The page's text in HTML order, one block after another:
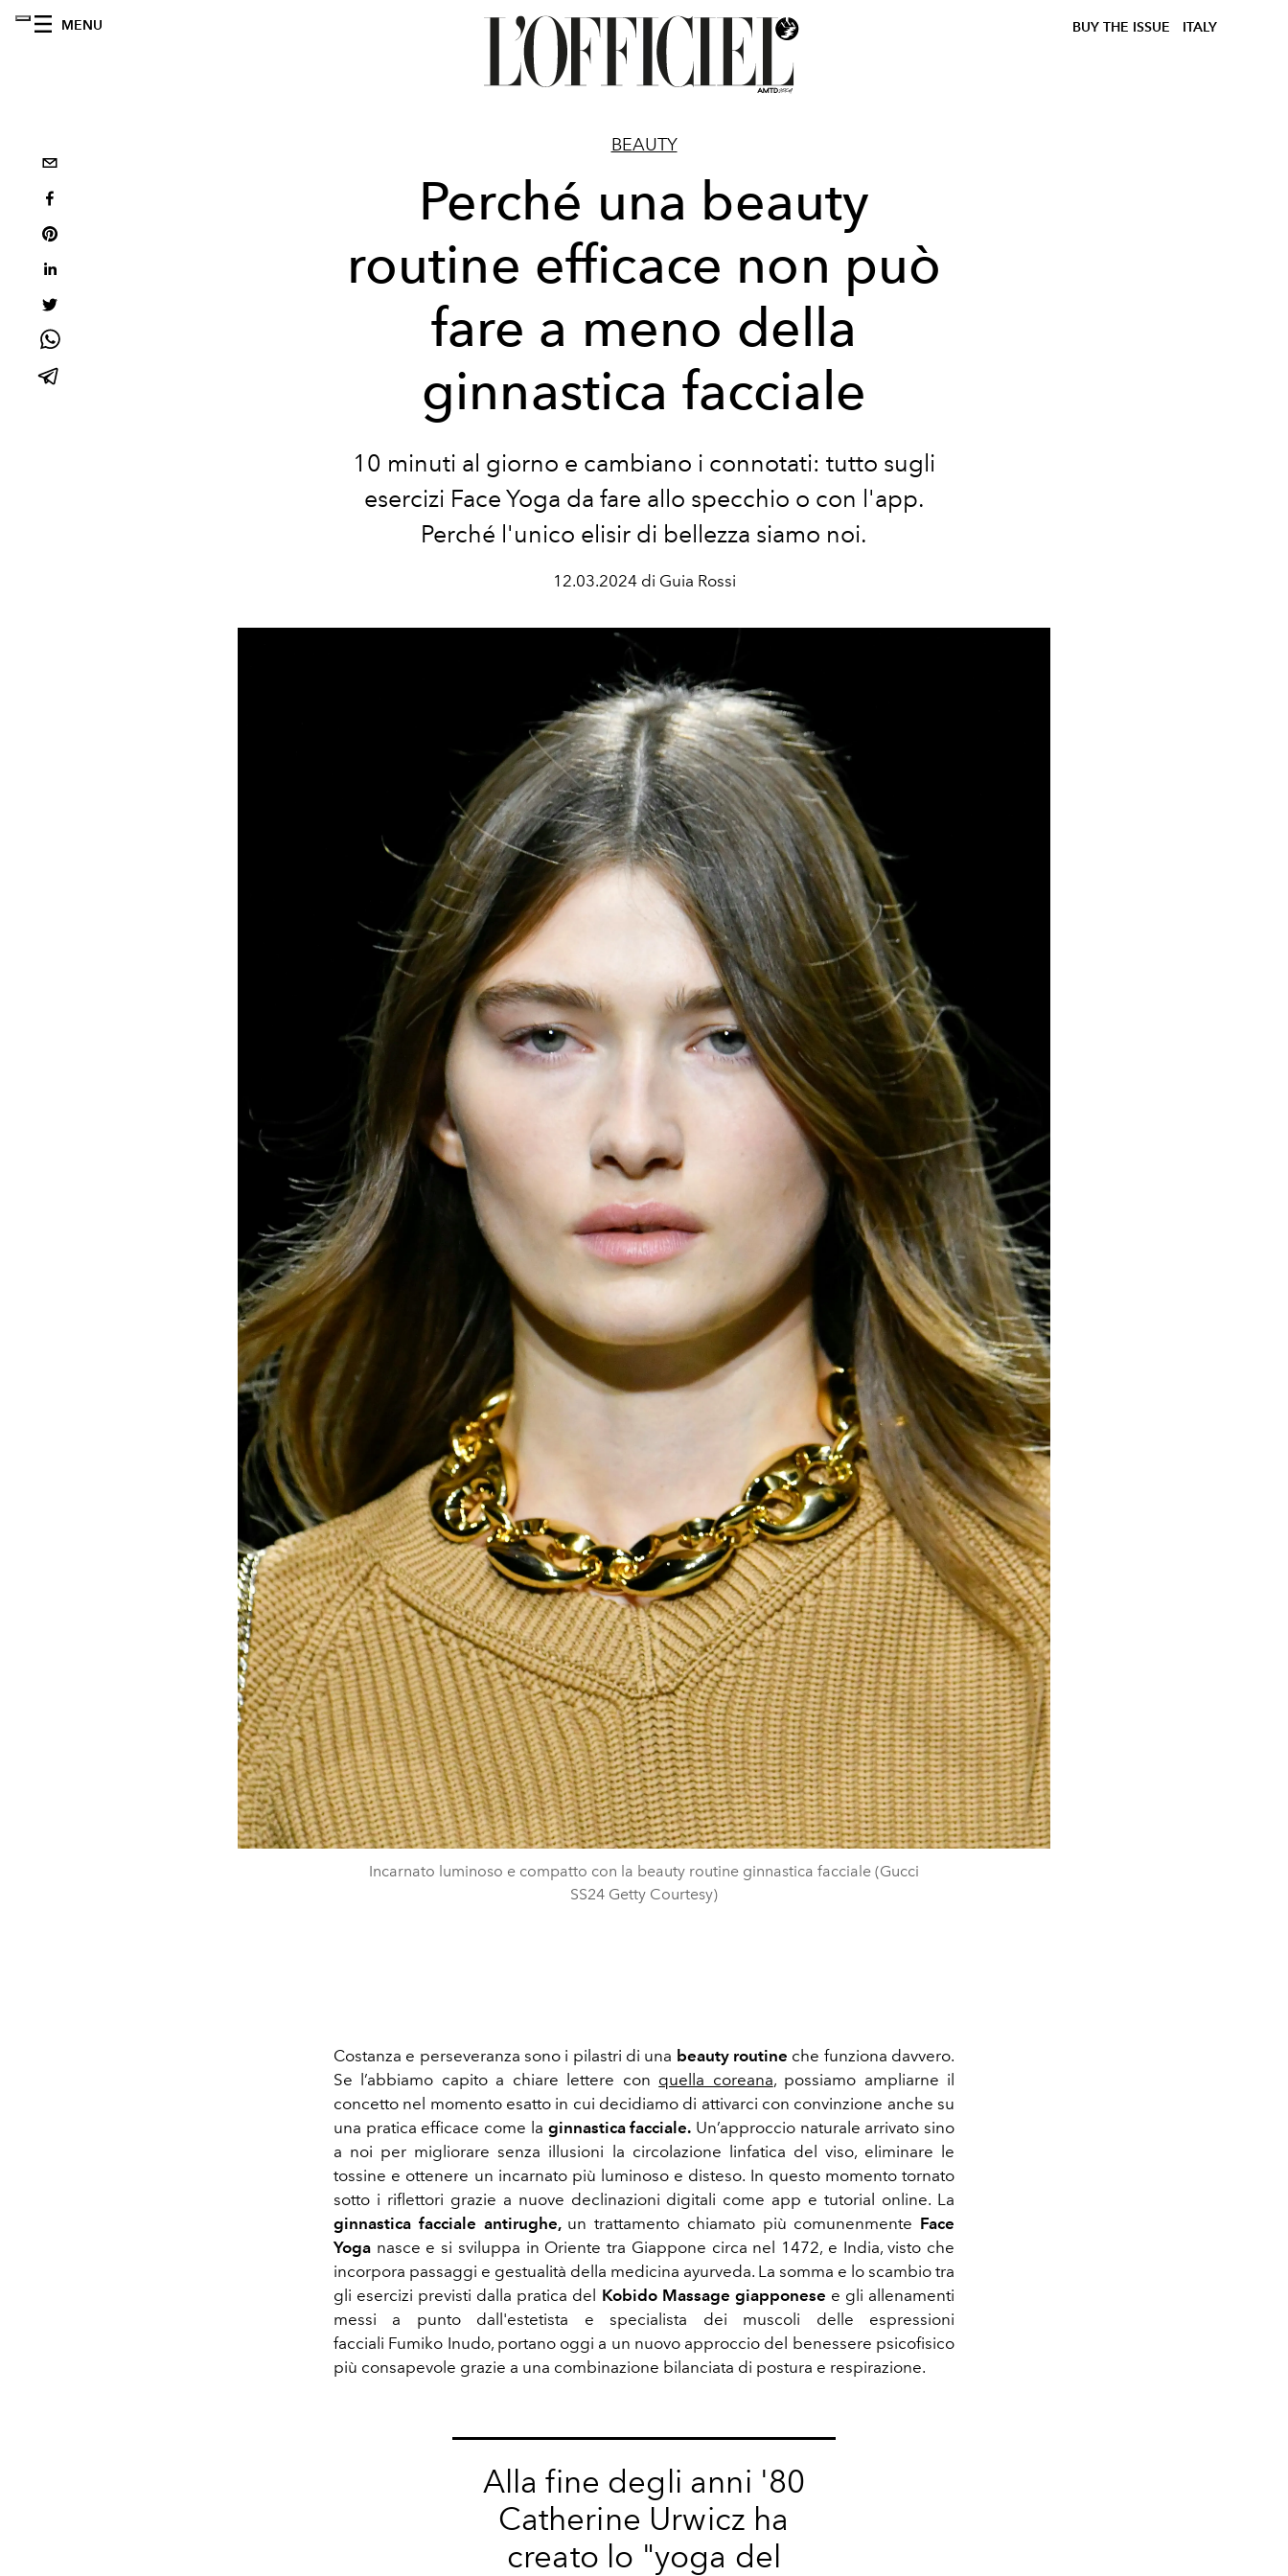
MENU BUY THE ISSUE ITALY
BEAUTY
Perché una beauty
routine efficace non può
fare a meno della
ginnastica facciale
10 minuti al giorno e cambiano i connotati: tutto sugli
esercizi Face Yoga da fare allo specchio o con l'app.
Perché l'unico elisir di bellezza siamo noi.
12.03.2024 di Guia Rossi
Incarnato luminoso e compatto con la beauty routine ginnastica facciale (Gucci
SS24 Getty Courtesy)
Costanza e perseveranza sono i pilastri di una beauty routine che funziona davvero.
Se l’abbiamo capito a chiare lettere con quella coreana, possiamo ampliarne il
concetto nel momento esatto in cui decidiamo di attivarci con convinzione anche su
una pratica efficace come la ginnastica facciale. Un’approccio naturale arrivato sino
a noi per migliorare senza illusioni la circolazione linfatica del viso, eliminare le
tossine e ottenere un incarnato più luminoso e disteso. In questo momento tornato
sotto i riflettori grazie a nuove declinazioni digitali come app e tutorial online. La
ginnastica facciale antirughe, un trattamento chiamato più comunenmente Face
Yoga nasce e si sviluppa in Oriente tra Giappone circa nel 1472, e India, visto che
incorpora passaggi e gestualità della medicina ayurveda. La somma e lo scambio tra
gli esercizi previsti dalla pratica del Kobido Massage giapponese e gli allenamenti
messi a punto dall'estetista e specialista dei muscoli delle espressioni
facciali Fumiko Inudo, portano oggi a un nuovo approccio del benessere psicofisico
più consapevole grazie a una combinazione bilanciata di postura e respirazione.
Alla fine degli anni '80
Catherine Urwicz ha
creato lo "yoga del